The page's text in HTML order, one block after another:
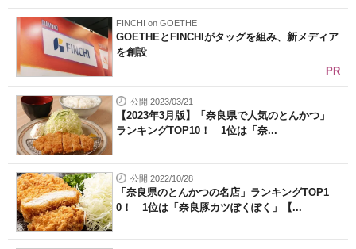
FINCHI on GOETHE
GOETHEとFINCHIがタッグを組み、新メディア
を創設
PR
公開 2023/03/21
【2023年3月版】「奈良県で人気のとんかつ」
ランキングTOP10！ 1位は「奈...
公開 2022/10/28
「奈良県のとんかつの名店」ランキングTOP1
0！ 1位は「奈良豚カツぽくぽく」【...